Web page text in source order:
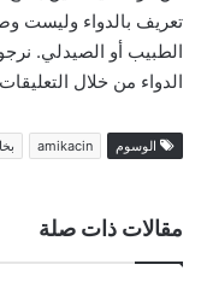
تعريف بالدواء وليست
الطبيب أو الصيدلي.
الدواء من خلال التعليقات
الوسوم amikacin
مقالات ذات صلة